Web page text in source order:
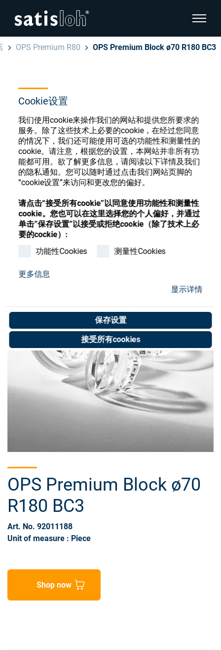
Cookie设置
我们使用cookie来操作我们的网站和提供您所要求的
服务。除了这些技术上必要的cookie，在经过您同意
的情况下，我们还可能使用可选的功能性和测量性的
cookie。请注意，根据您的设置，本网站并非所有功
能都可用。欲了解更多信息，请阅读以下详情及我们
的隐私通知。您可以随时通过点击我们网站页脚的
“cookie设置”来访问和更改您的偏好。
请点击“接受所有cookie”以同意使用功能性和测量性
cookie。您也可以在这里选择您的个人偏好，并通过
单击”保存设置”以接受或拒绝cookie（除了技术上必
要的cockie）:
功能性Cookies
测量性Cookies
更多信息
显示详情
保存设置
接受所有cookies
显示页
汉语
眼镜光学
精密光学
我们是谁
加入我们
联系我们
Store
English
Español
Français
OPS Premium R80 OPS Premium Block ø70 R180 BC3
眼镜光学耗材商店
注册或登录以访问您的帐户，并了解我们的各
种眼镜光学耗材
注册 登录
OPS Premium Block ø70
R180 BC3
Art. No. 92011188
Unit of measure : Piece
Shop now